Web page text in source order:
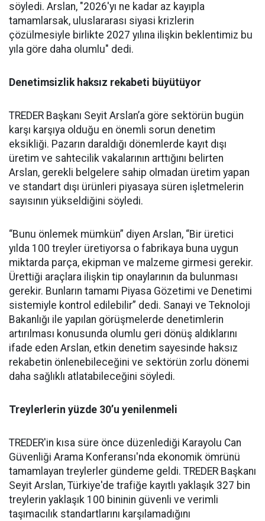
söyledi. Ars­lan, "2026'yı ne kadar az kayıpla
tamamlarsak, uluslararası siya­si krizlerin
çözülmesiyle birlik­te 2027 yılına ilişkin beklentimiz bu
yıla göre daha olumlu" dedi.
Denetimsizlik haksız rekabeti büyütüyor
TREDER Başkanı Seyit Arslan’a göre sektörün bugün
karşı karşıya olduğu en önemli sorun denetim
eksikliği. Pazarın daraldığı dönemlerde kayıt dışı
üretim ve sahtecilik vakalarının arttığını belirten
Arslan, gerekli belgelere sahip olmadan üretim yapan
ve standart dışı ürünleri piyasaya süren işletmelerin
sayısının yükseldiğini söyledi.
“Bunu önlemek mümkün” diyen Arslan, “Bir üretici
yılda 100 treyler üretiyorsa o fabrikaya buna uygun
miktarda parça, ekipman ve malzeme girmesi gerekir.
Ürettiği araçlara ilişkin tip onaylarının da bulunması
gerekir. Bunların tamamı Piyasa Gözetimi ve Denetimi
sistemiyle kontrol edilebilir” dedi. Sanayi ve Teknoloji
Bakanlığı ile yapılan görüşmelerde denetimlerin
artırılması konusunda olumlu geri dönüş aldıklarını
ifade eden Arslan, etkin denetim sayesinde haksız
rekabetin önlenebileceğini ve sektörün zorlu dönemi
daha sağlıklı atlatabileceğini söyledi.
Treylerlerin yüzde 30’u yenilenmeli
TREDER'in kısa süre önce düzenlediği Karayolu Can
Güvenliği Arama Konferansı'nda ekonomik ömrünü
tamamlayan treylerler gündeme geldi. TREDER Başkanı
Seyit Arslan, Türkiye'de trafiğe kayıtlı yaklaşık 327 bin
treylerin yaklaşık 100 bininin güvenli ve verimli
taşımacılık standartlarını karşılamadığını